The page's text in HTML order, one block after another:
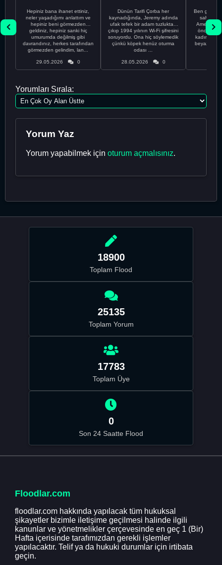
Hepiniz bana ihanet ettiniz,
neler yaşadığımı anlattım ve
hepiniz beni görmezden
geldiniz, hepiniz sanki hiç
umurumda değilmiş gibi
davrandınız, herkes tarafından
görmezden gelindim, lan...
29.05.2026 0
Dünün Tarifi Çorba her
kaynadığında, Jeremy adında
ufak tefek bir adam tuzluktan
çıkıp 1994 yılının Wi-Fi şifresini
soruyordu. Ona hiç söylemedik
çünkü köpek henüz oturma
odası ...
28.05.2026 0
Ben gururlu
sahip
önce
kadınla
beyaz
Yorumları Sırala:
Yorum Yaz
Yorum yapabilmek için oturum açmalısınız.
18900
Toplam Flood
25135
Toplam Yorum
17783
Toplam Üye
0
Son 24 Saatte Flood
Floodlar.com
floodlar.com hakkında yapılacak tüm hukuksal
şikayetler bizimle iletişime geçilmesi halinde ilgili
kanunlar ve yönetmelikler çerçevesinde en geç 1 (Bir)
Hafta içerisinde tarafımızdan gerekli işlemler
yapılacaktır. Telif ya da hukuki durumlar için irtibata
geçin.